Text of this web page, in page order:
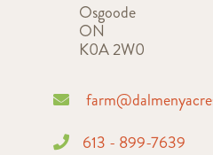
Osgoode
ON
K0A 2W0
613 - 899-7639